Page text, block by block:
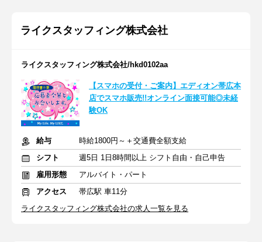
ライクスタッフィング株式会社
ライクスタッフィング株式会社/hkd0102aa
【スマホの受付・ご案内】エディオン帯広本
店でスマホ販売!!オンライン面接可能◎未経
験OK
給与
時給1800円～＋交通費全額支給
シフト
週5日 1日8時間以上 シフト自由・自己申告
雇用形態
アルバイト・パート
アクセス
帯広駅 車11分
ライクスタッフィング株式会社の求人一覧を見る